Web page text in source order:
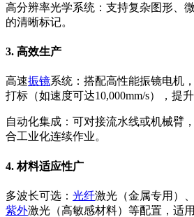
高分辨率光学系统：支持复杂图形、
的清晰标记。
3. 高效生产
高速振镜系统：搭配高性能振镜电机
打标（如速度可达10,000mm/s），提
自动化集成：可对接流水线或机械臂
合工业化连续作业。
4. 材料适应性广
多波长可选： 光纤激光（金属专用）
紫外激光（高敏感材料）等配置，适